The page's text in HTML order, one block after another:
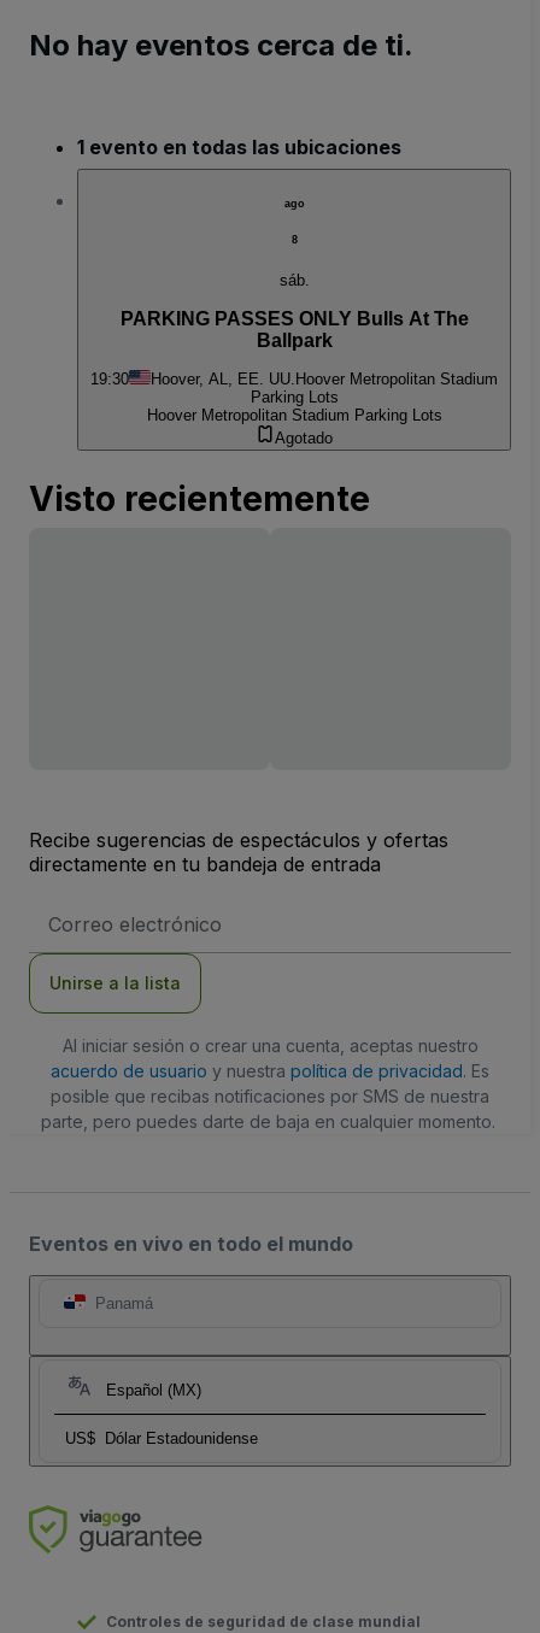
No hay eventos cerca de ti.
1 evento en todas las ubicaciones
ago
8
sáb.
PARKING PASSES ONLY Bulls At The
Ballpark
19:30 Hoover, AL, EE. UU. Hoover Metropolitan Stadium
Parking Lots
Hoover Metropolitan Stadium Parking Lots
Agotado
Visto recientemente
Recibe sugerencias de espectáculos y ofertas
directamente en tu bandeja de entrada
de
Unirse a la lista
Al iniciar sesión o crear una cuenta, aceptas nuestro
acuerdo de usuario y nuestra política de privacidad. Es
posible que recibas notificaciones por SMS de nuestra
parte, pero puedes darte de baja en cualquier momento.
Eventos en vivo en todo el mundo
Panamá
Español (MX)
US$ Dólar Estadounidense
Controles de seguridad de clase mundial